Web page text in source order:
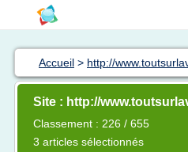
Accueil > http://
Site : http://
Classement : 226 / 655
3 articles sélectionnés